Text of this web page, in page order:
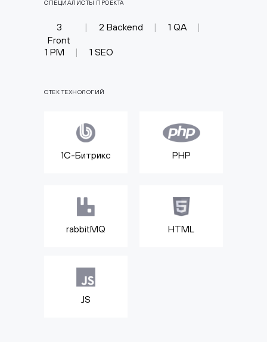
СПЕЦИАЛИСТЫ ПРОЕКТА
PHP
rabbitMQ
JS
3
Front
| 2 Backend | 1 QA
1 PM | 1 SEO
|
HTML
1С-Битрикс
СТЕК ТЕХНОЛОГИЙ